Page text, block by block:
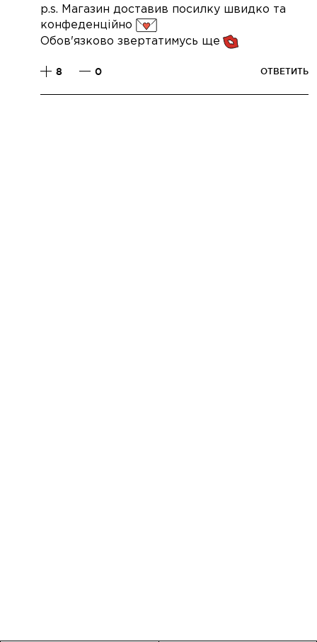
p.s. Магазин доставив посилку швидко та
конфеденційно
Обов'язково звертатимусь ще
8 0 ОТВЕТИТЬ